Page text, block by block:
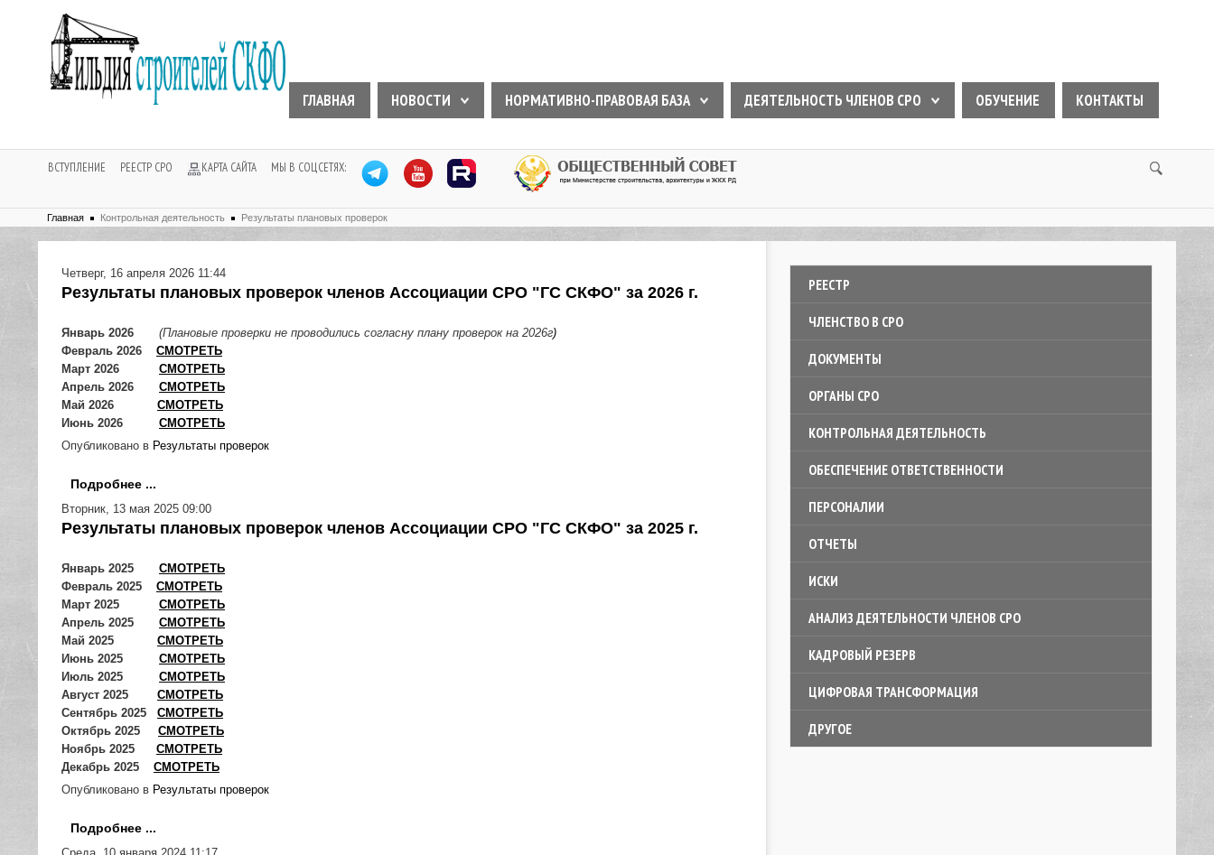
ГЛАВНАЯ НОВОСТИ НОРМАТИВНО-ПРАВОВАЯ БАЗА ДЕЯТЕЛЬНОСТЬ ЧЛЕНОВ СРО ОБУЧЕНИЕ КОНТАКТЫ
ВСТУПЛЕНИЕ РЕЕСТР СРО КАРТА САЙТА МЫ В СОЦСЕТЯХ:
Главная Контрольная деятельность Результаты плановых проверок
Четверг, 16 апреля 2026 11:44
Результаты плановых проверок членов Ассоциации СРО "ГС СКФО" за 2026 г.
Январь 2026 (Плановые проверки не проводились согласну плану проверок на 2026г)
Февраль 2026
СМОТРЕТЬ
Март 2026
СМОТРЕТЬ
Апрель 2026
СМОТРЕТЬ
Май 2026
СМОТРЕТЬ
Июнь 2026
СМОТРЕТЬ
Опубликовано в Результаты проверок
Подробнее ...
Вторник, 13 мая 2025 09:00
Результаты плановых проверок членов Ассоциации СРО "ГС СКФО" за 2025 г.
Январь 2025
СМОТРЕТЬ
Февраль 2025
СМОТРЕТЬ
Март 2025 СМОТРЕТЬ
Апрель 2025
СМОТРЕТЬ
Май 2025
СМОТРЕТЬ
Июнь 2025
СМОТРЕТЬ
Июль 2025
СМОТРЕТЬ
Август 2025
СМОТРЕТЬ
Сентябрь 2025 СМОТРЕТЬ
Октябрь 2025
СМОТРЕТЬ
Ноябрь 2025
СМОТРЕТЬ
Декабрь 2025
СМОТРЕТЬ
Опубликовано в Результаты проверок
Подробнее ...
РЕЕСТР
ЧЛЕНСТВО В СРО
ДОКУМЕНТЫ
ОРГАНЫ СРО
КОНТРОЛЬНАЯ ДЕЯТЕЛЬНОСТЬ
ОБЕСПЕЧЕНИЕ ОТВЕТСТВЕННОСТИ
ПЕРСОНАЛИИ
ОТЧЕТЫ
ИСКИ
АНАЛИЗ ДЕЯТЕЛЬНОСТИ ЧЛЕНОВ СРО
КАДРОВЫЙ РЕЗЕРВ
ЦИФРОВАЯ ТРАНСФОРМАЦИЯ
ДРУГОЕ